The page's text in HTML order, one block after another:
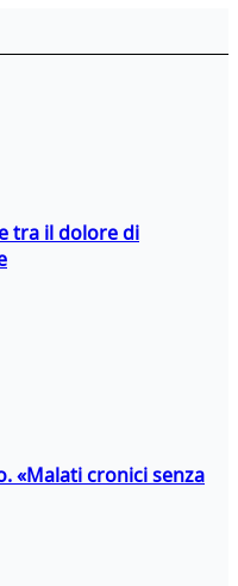
tra il dolore di
«Malati cronici senza